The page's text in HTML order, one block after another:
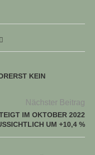
KEIN
Nächster Beitrag
IM OKTOBER 2022
UM +10,4 %